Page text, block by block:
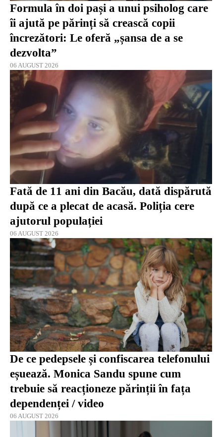
Formula în doi pași a unui psiholog care
îi ajută pe părinți să crească copii
încrezători: Le oferă „șansa de a se
dezvolta”
06 AUGUST 2026
Fată de 11 ani din Bacău, dată dispărută
după ce a plecat de acasă. Poliția cere
ajutorul populației
06 AUGUST 2026
De ce pedepsele și confiscarea telefonului
eșuează. Monica Sandu spune cum
trebuie să reacționeze părinții în fața
dependenței / video
06 AUGUST 2026